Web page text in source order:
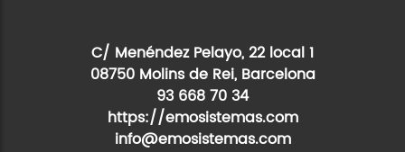
C/ Menéndez Pelayo, 22 local 1
08750 Molins de Rei, Barcelona
93 668 70 34
https://emosistemas.com
info@emosistemas.com